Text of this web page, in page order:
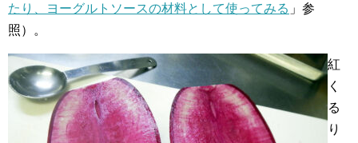
たり、ヨーグルトソースの材料として使ってみる 」参
照）。
紅
く
る
り